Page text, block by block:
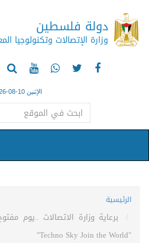
دولة فلسطين
وزارة الإتصالات وتكنولوجيا
الإثنين 10-08-2026
الرئيسية
برعاية وزارة الاتصالات ..يوم
"Techno Sky Join the World"